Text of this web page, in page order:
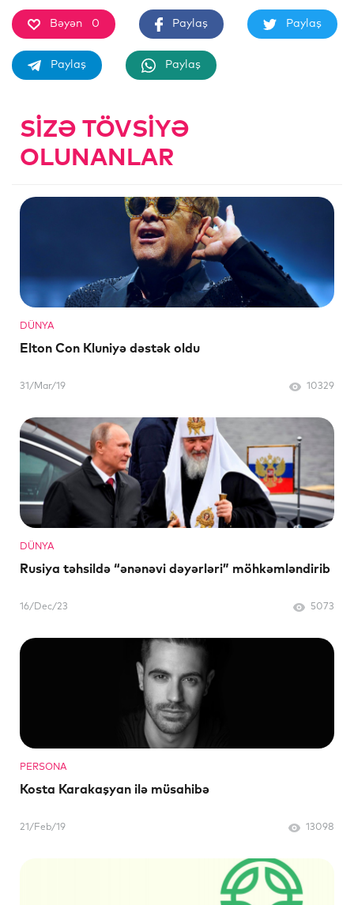
Bəyən 0 Paylaş Paylaş
Paylaş Paylaş
SIZƏ TÖVSIYƏ
OLUNANLAR
DÜNYA
Elton Con Kluniyə dəstək oldu
31/Mar/19 10329
DÜNYA
Rusiya təhsildə “ənənəvi dəyərləri” möhkəmləndirib
16/Dec/23 5073
PERSONA
Kosta Karakaşyan ilə müsahibə
21/Feb/19 13098